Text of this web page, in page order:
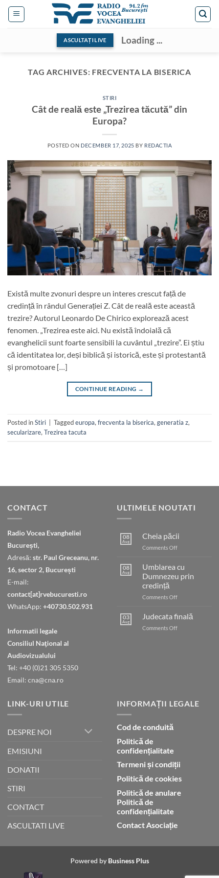
Skip
ASCULTAȚI LIVE Loading ...
TAG ARCHIVES: FRECVENTA LA BISERICA
STIRI
Cât de reală este „Trezirea tăcută” din
Europa?
POSTED ON DECEMBER 17, 2025 BY REDACTIA
Există multe zvonuri despre un interes crescut față de
credință în rândul Generației Z. Cât de reală este această
trezire? Autorul Leonardo De Chirico explorează acest
fenomen. „Trezirea este aici. Nu există îndoială că
evanghelicii sunt foarte sensibili la cuvântul „trezire”. Ei știu
că identitatea lor, deși biblică și istorică, este și protestantă
și promotoare […]
CONTINUE READING →
Posted inStiri Taggedeuropa, frecventa la biserica, generatia z,
secularizare, Trezirea tacuta
CONTACT
Radio Vocea Evangheliei
București,
Adresă: str. Paul Greceanu, nr.
16, sector 2, București
E-mail:
contact[at]rvebucuresti.ro
WhatsApp: +40730.502.931
Informatii legale
Consiliul Naţional al
Audiovizualului
Tel: +40 (0)21 305 5350
Email: cna@cna.ro
ULTIMELE NOUTATI
08
Aug
Cheia păcii
Comments Offon
08
Aug
Umblarea cu
Dumnezeu prin
credință
Comments Offon
cu
Dumnezeu
prin
03
Aug
Judecata finală
Comments Offon
LINK-URI UTILE
DESPRE NOI
EMISIUNI
DONATII
STIRI
CONTACT
ASCULTATI LIVE
INFORMAȚII LEGALE
Cod de conduită
Politică de
confidențialitate
Termeni și condiții
Politică de cookies
Politică de anulare
Politică de
confidențialitate
Contact Asociație
Powered by Business Plus